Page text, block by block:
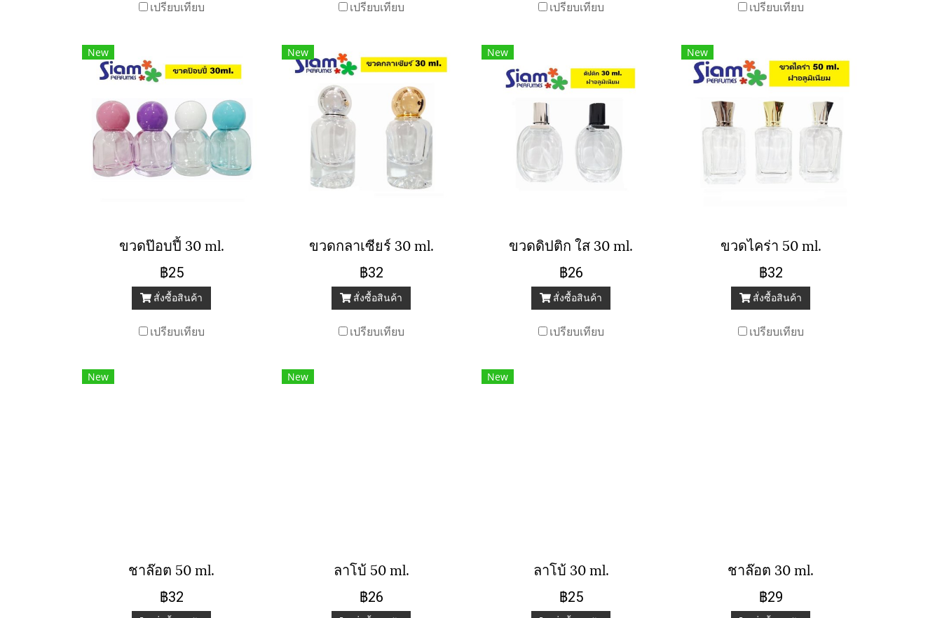
เปรียบเทียบ เปรียบเทียบ เปรียบเทียบ เปรียบเทียบ
New
ขวดป๊อบปี้ 30 ml.
฿25
สั่งซื้อสินค้า
เปรียบเทียบ
New
ขวดกลาเซียร์ 30 ml.
฿32
สั่งซื้อสินค้า
เปรียบเทียบ
New
ขวดดิปติก ใส 30 ml.
฿26
สั่งซื้อสินค้า
เปรียบเทียบ
New
ขวดไคร่า 50 ml.
฿32
สั่งซื้อสินค้า
เปรียบเทียบ
New
ชาล๊อต 50 ml.
฿32
New
ลาโบ้ 50 ml.
฿26
New
ลาโบ้ 30 ml.
฿25
ชาล๊อต 30 ml.
฿29